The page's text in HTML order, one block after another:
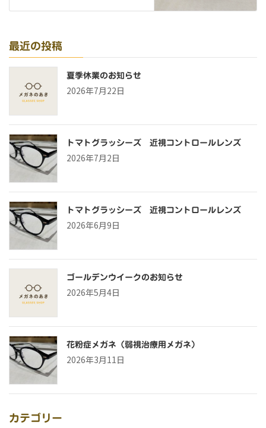
最近の投稿
夏季休業のお知らせ
2026年7月22日
トマトグラッシーズ 近視コントロールレンズ
2026年7月2日
トマトグラッシーズ 近視コントロールレンズ
2026年6月9日
ゴールデンウイークのお知らせ
2026年5月4日
花粉症メガネ（弱視治療用メガネ）
2026年3月11日
カテゴリー